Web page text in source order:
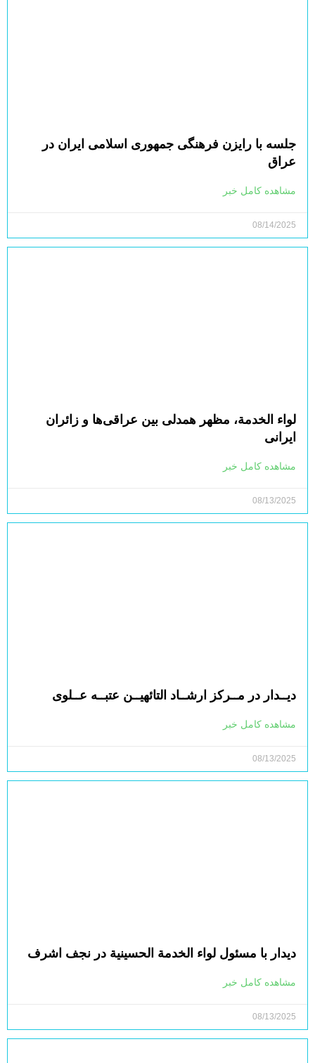
جلسه با رایزن فرهنگی جمهوری اسلامی ایران در
عراق
مشاهده کامل خبر
08/14/2025
لواء الخدمة، مظهر همدلی بین عراقی‌ها و زائران
ایرانی
مشاهده کامل خبر
08/13/2025
دیــدار در مــرکز ارشــاد التائهیــن عتبــه عــلوی
مشاهده کامل خبر
08/13/2025
دیدار با مسئول لواء الخدمة الحسينية در نجف اشرف
مشاهده کامل خبر
08/13/2025